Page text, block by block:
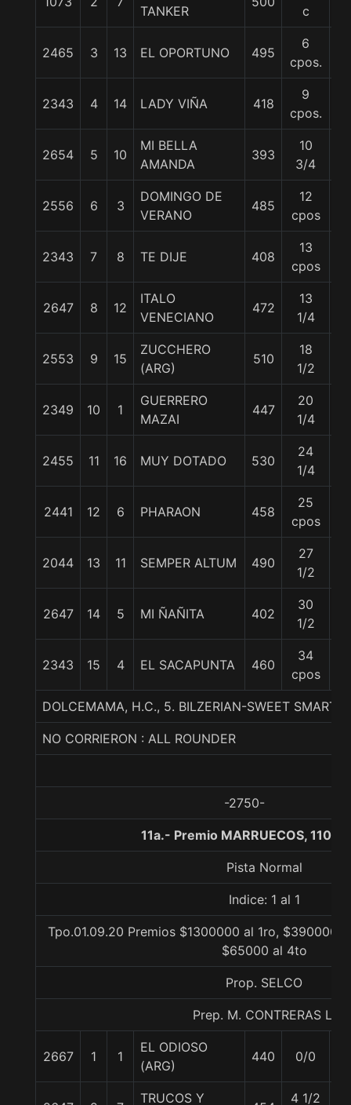
TANKER c
2465 3 13 EL OPORTUNO 495
6
cpos.
2343 4 14 LADY VIÑA 418
9
cpos.
2654 5 10
MI BELLA
AMANDA
393
10
3/4
2556 6 3
DOMINGO DE
VERANO
485
12
cpos
2343 7 8 TE DIJE 408
13
cpos
2647 8 12
ITALO
VENECIANO
472
13
1/4
2553 9 15
ZUCCHERO
(ARG)
510
18
1/2
2349 10 1
GUERRERO
MAZAI
447
20
1/4
2455 11 16 MUY DOTADO 530
24
1/4
2441 12 6 PHARAON 458
25
cpos
2044 13 11 SEMPER ALTUM 490
27
1/2
2647 14 5 MI ÑAÑITA 402
30
1/2
2343 15 4 EL SACAPUNTA 460
34
cpos
DOLCEMAMA, H.C., 5. BILZERIAN-SWEET SMART-
NO CORRIERON : ALL ROUNDER
-2750-
11a.- Premio MARRUECOS, 1100
Pista Normal
Indice: 1 al 1
Tpo.01.09.20 Premios $1300000 al 1ro, $390000
$65000 al 4to
Prop. SELCO
Prep. M. CONTRERAS L.
2667 1 1
EL ODIOSO
(ARG)
440 0/0
TRUCOS Y
4 1/2